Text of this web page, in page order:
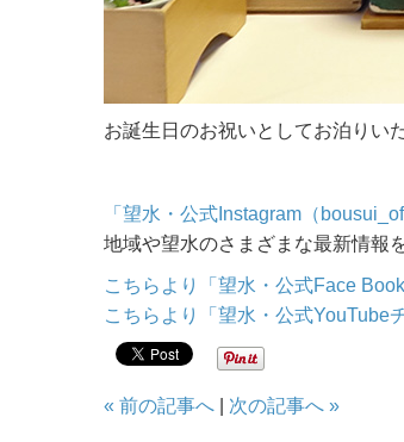
お誕生日のお祝いとしてお泊りい
「望水・公式Instagram（
地域や望水のさまざまな最新情報
こちらより「望水・公式Face
こちらより「望水・公式YouTube
« 前の記事へ 次の記事へ »